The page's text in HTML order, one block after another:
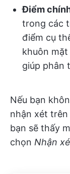
Điểm
trong các
điểm cụ
khuôn
giúp phân
Nếu bạn
nhận xét trên
bạn sẽ thấy
chọn Nhận